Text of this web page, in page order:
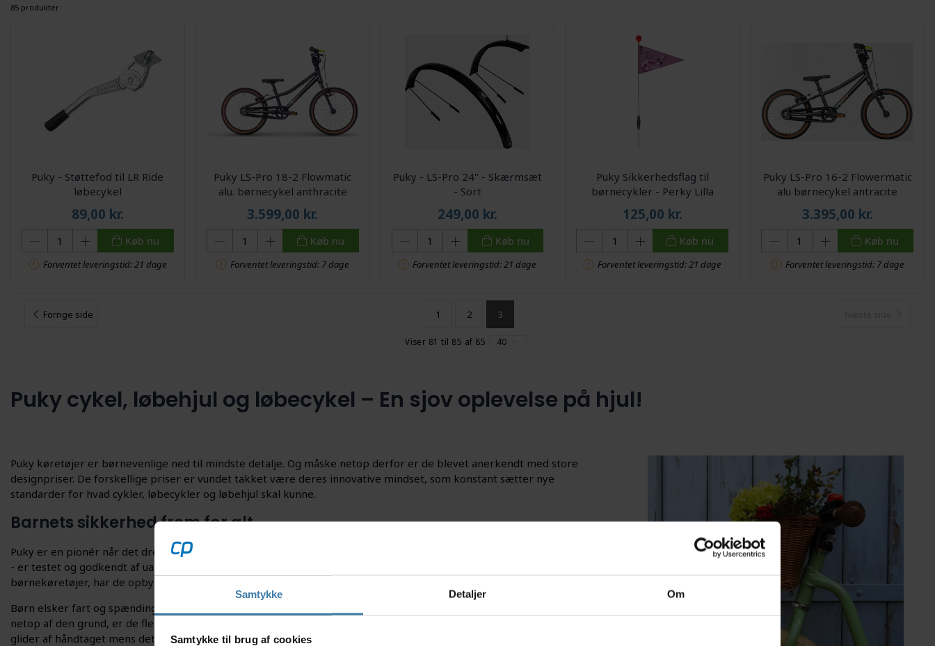
Samtykke Detaljer Om
Samtykke til brug af cookies
85 produkter
Puky - Støttefod til LR Ride
løbecykel
89,00 kr.
Køb nu
Forventet leveringstid: 21 dage
Puky LS-Pro 18-2 Flowmatic
alu. børnecykel anthracite
3.599,00 kr.
Køb nu
Forventet leveringstid: 7 dage
Puky - LS-Pro 24" - Skærmsæt
- Sort
249,00 kr.
Køb nu
Forventet leveringstid: 21 dage
Puky Sikkerhedsflag til
børnecykler - Perky Lilla
125,00 kr.
Køb nu
Forventet leveringstid: 21 dage
Puky LS-Pro 16-2 Flowermatic
alu børnecykel antracite
3.395,00 kr.
Køb nu
Forventet leveringstid: 7 dage
Forrige side 1 2 3
Viser 81 til 85 af 85 40
Puky cykel, løbehjul og løbecykel – En sjov oplevelse på hjul!
Puky køretøjer er børnevenlige ned til mindste detalje. Og måske netop derfor er de blevet anerkendt med store
designpriser. De forskellige priser er vundet takket være deres innovative mindset, som konstant sætter nye
standarder for hvad cykler, løbecykler og løbehjul skal kunne.
Barnets sikkerhed frem for alt
Puky er en pionér når det drejer sig om sikkerhed. Alle køretøjer - uanset om det er en
- er testet og godkendt af uafhængige institutter. Da Puky udelukkende koncentrerer sig om udviklingen af
børnekøretøjer, har de opbygget en stor viden og kompetence indenfor området.
Børn elsker fart og spænding og nogle gange går det virkelig stærkt når de får lov at give den gas på egen hånd! Og
netop af den grund, er de fleste håndtag fra Puky udviklet med et sikkerhedsgreb, som sikrer at barnets hænder ikke
glider af håndtaget mens det kører.